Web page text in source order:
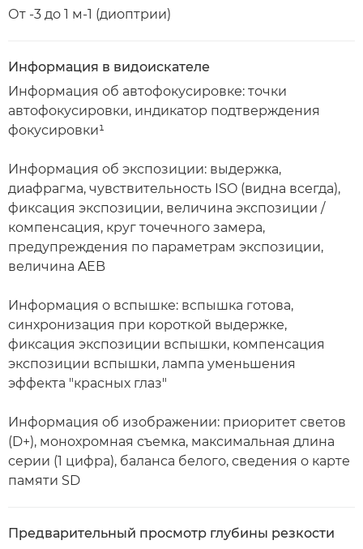
От -3 до 1 м-1 (диоптрии)
Информация в видоискателе
Информация об автофокусировке: точки
автофокусировки, индикатор подтверждения
фокусировки¹
Информация об экспозиции: выдержка,
диафрагма, чувствительность ISO (видна всегда),
фиксация экспозиции, величина экспозиции /
компенсация, круг точечного замера,
предупреждения по параметрам экспозиции,
величина AEB
Информация о вспышке: вспышка готова,
синхронизация при короткой выдержке,
фиксация экспозиции вспышки, компенсация
экспозиции вспышки, лампа уменьшения
эффекта "красных глаз"
Информация об изображении: приоритет светов
(D+), монохромная съемка, максимальная длина
серии (1 цифра), баланса белого, сведения о карте
памяти SD
Предварительный просмотр глубины резкости